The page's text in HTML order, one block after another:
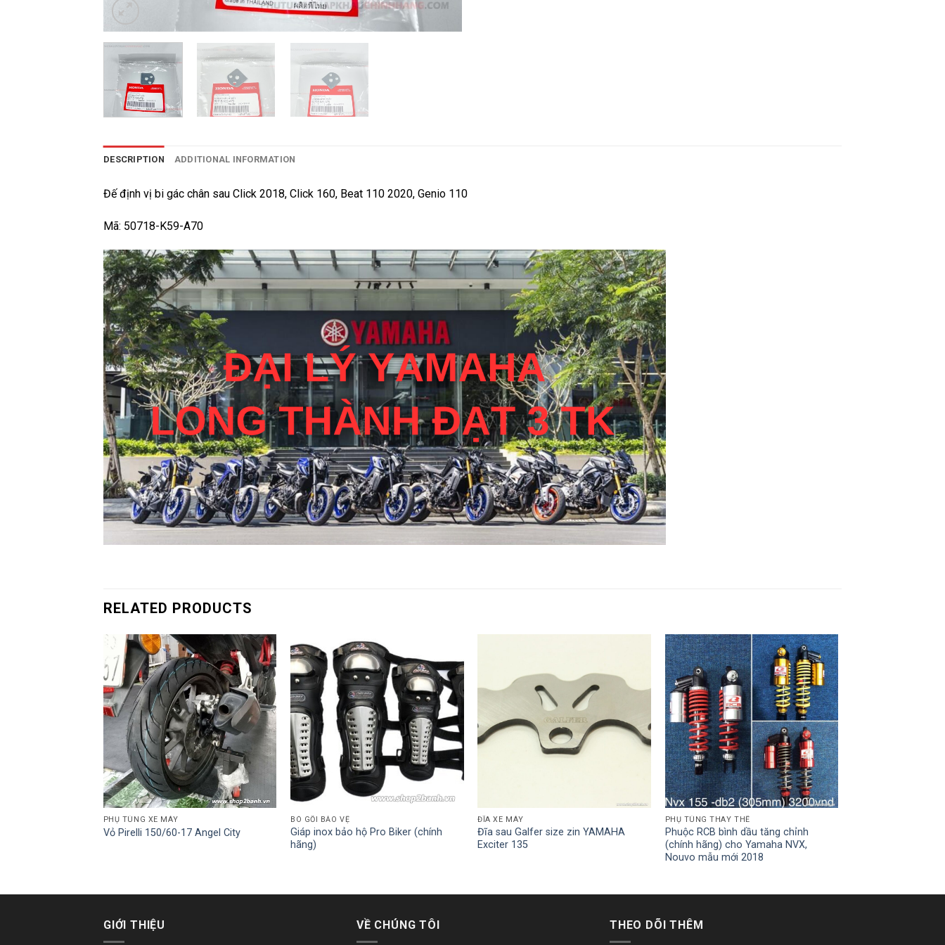
DESCRIPTION ADDITIONAL INFORMATION
Đế định vị bi gác chân sau Click 2018, Click 160, Beat 110 2020, Genio 110
Mã: 50718-K59-A70
RELATED PRODUCTS
PHỤ TÙNG XE MÁY
Vỏ Pirelli 150/60-17 Angel City
BÓ GỐI BẢO VỆ
Giáp inox bảo hộ Pro Biker (chính
hãng)
ĐĨA XE MÁY
Đĩa sau Galfer size zin YAMAHA
Exciter 135
PHỤ TÙNG THAY THẾ
Phuộc RCB bình dầu tăng chỉnh
(chính hãng) cho Yamaha NVX,
Nouvo mẫu mới 2018
GIỚI THIỆU VỀ CHÚNG TÔI THEO DÕI THÊM